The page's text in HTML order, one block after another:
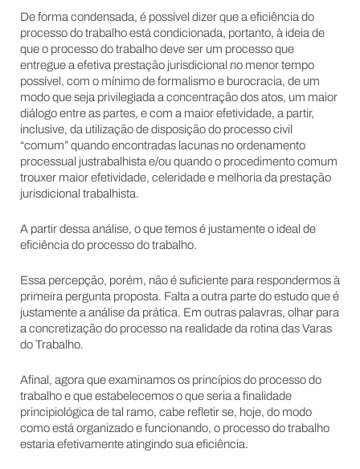
De forma condensada, é possível dizer que a eficiência do
processo do trabalho está condicionada, portanto, à ideia de
que o processo do trabalho deve ser um processo que
entregue a efetiva prestação jurisdicional no menor tempo
possível, com o mínimo de formalismo e burocracia, de um
modo que seja privilegiada a concentração dos atos, um maior
diálogo entre as partes, e com a maior efetividade, a partir,
inclusive, da utilização de disposição do processo civil
“comum” quando encontradas lacunas no ordenamento
processual justrabalhista e/ou quando o procedimento comum
trouxer maior efetividade, celeridade e melhoria da prestação
jurisdicional trabalhista.
A partir dessa análise, o que temos é justamente o ideal de
eficiência do processo do trabalho.
Essa percepção, porém, não é suficiente para respondermos à
primeira pergunta proposta. Falta a outra parte do estudo que é
justamente a análise da prática. Em outras palavras, olhar para
a concretização do processo na realidade da rotina das Varas
do Trabalho.
Afinal, agora que examinamos os princípios do processo do
trabalho e que estabelecemos o que seria a finalidade
principiológica de tal ramo, cabe refletir se, hoje, do modo
como está organizado e funcionando, o processo do trabalho
estaria efetivamente atingindo sua eficiência.